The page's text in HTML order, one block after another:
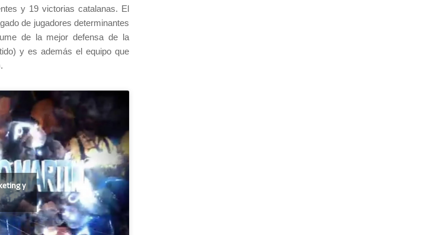
y 19 victorias catalanas. El
de jugadores determinantes
de la mejor defensa de la
y es además el equipo que
y